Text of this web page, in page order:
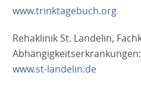
www.trinktagebuch.org
Rehaklinik St. Landelin,
Abhängigkeitserkrankungen:
www.st-landelin.de